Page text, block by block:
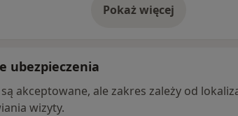
Pokaż więcej
o adresie
ubezpieczenia
akceptowane, ale zakres zależy od
wizyty.